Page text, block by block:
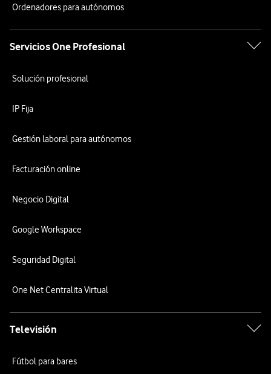
Ordenadores para autónomos
Servicios One Profesional
Solución profesional
IP Fija
Gestión laboral para autónomos
Facturación online
Negocio Digital
Google Workspace
Seguridad Digital
One Net Centralita Virtual
Televisión
Fútbol para bares